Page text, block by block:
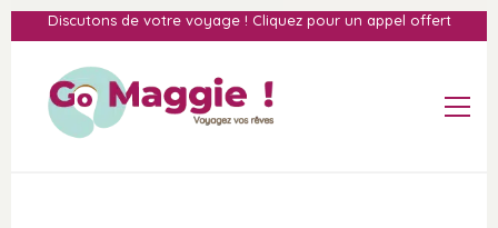
Discutons de votre voyage ! Cliquez pour un appel offert